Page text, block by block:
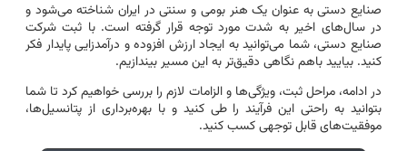
صنایع دستی به عنوان یک هنر بومی و سنتی در ایران شناخته می‌شود و
در سال‌های اخیر به شدت مورد توجه قرار گرفته است. با ثبت شرکت
صنایع دستی، شما می‌توانید به ایجاد ارزش افزوده و درآمدزایی پایدار فکر
کنید. بیایید باهم نگاهی دقیق‌تر به این مسیر بیندازیم.
در ادامه، مراحل ثبت، ویژگی‌ها و الزامات لازم را بررسی خواهیم کرد تا شما
بتوانید به راحتی این فرآیند را طی کنید و با بهره‌برداری از پتانسیل‌ها،
موفقیت‌های قابل توجهی کسب کنید.